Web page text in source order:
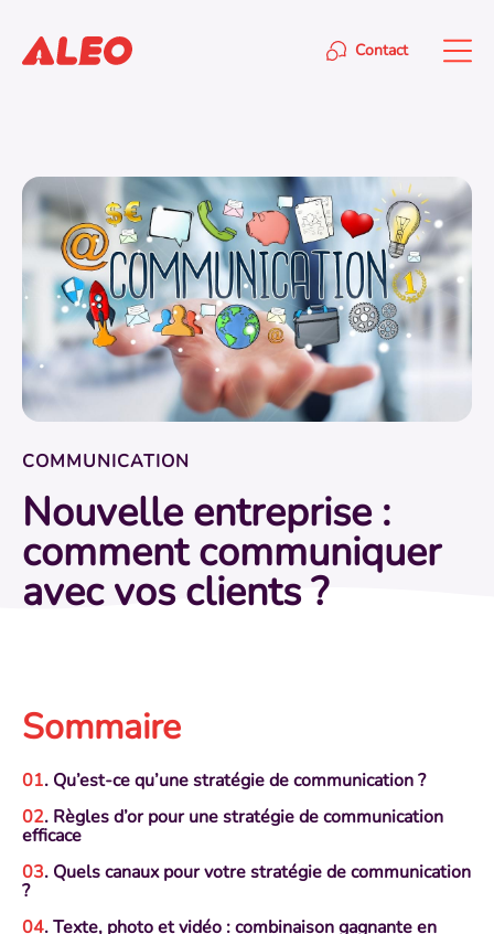
Contact
COMMUNICATION
Nouvelle entreprise :
comment communiquer
avec vos clients ?
Sommaire
. Qu’est-ce qu’une stratégie de communication ?
. Règles d’or pour une stratégie de communication
efficace
. Quels canaux pour votre stratégie de communication
?
. Texte, photo et vidéo : combinaison gagnante en